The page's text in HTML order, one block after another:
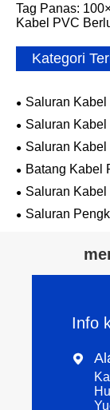
Tag Panas:
Kabel PVC
Kategori
Saluran
Saluran
Saluran
Batang Kabel
Saluran Kabel
Saluran
Info
